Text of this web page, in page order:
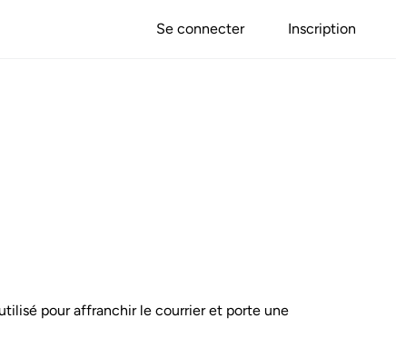
Se connecter Inscription
pour affranchir le courrier et porte une